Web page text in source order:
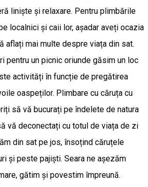
liniște și relaxare. Pentru plimbările
localnici și caii lor, așadar aveți ocazia
aflați mai multe despre viața din sat.
pentru un picnic oriunde găsim un loc
activități în funcție de pregătirea
oaspeților. Plimbare cu căruța cu
să vă bucurați pe îndelete de natura
vă deconectați cu totul de viața de zi
din sat pe jos, însoțind căruțele
și peste pajiști. Seara ne așezăm
gătim și povestim împreună.